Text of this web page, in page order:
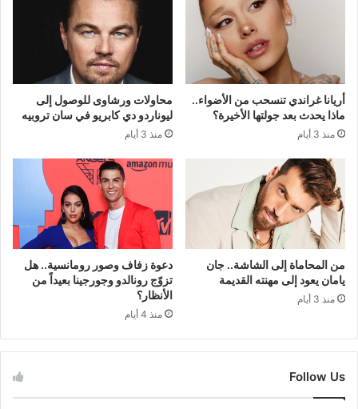
أريانا غراندي تنسحب من الأضواء..
ماذا يحدث بعد جولتها الأخيرة؟
منذ 3 أيام
محاولات ورشاوى للوصول إلى
ليوناردو دي كابريو في سان تروبيه
منذ 3 أيام
من المحاماة إلى الشاشة.. جان
يامان يعود إلى مهنته القديمة
منذ 3 أيام
دعوة زفاف وصور رومانسية.. هل
تزوّج رونالدو وجورجينا بعيداً من
الأنظار؟
منذ 4 أيام
Follow Us